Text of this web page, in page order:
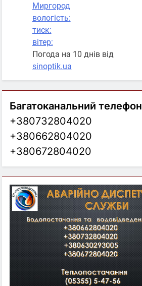
Миргород
вологість:
тиск:
вітер:
Погода на 10 днів від
sinoptik.ua
Багатоканальний телефон
+380732804020
+380662804020
+380672804020